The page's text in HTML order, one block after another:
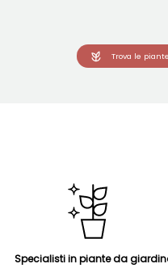
Trova le
Specialisti in piante da